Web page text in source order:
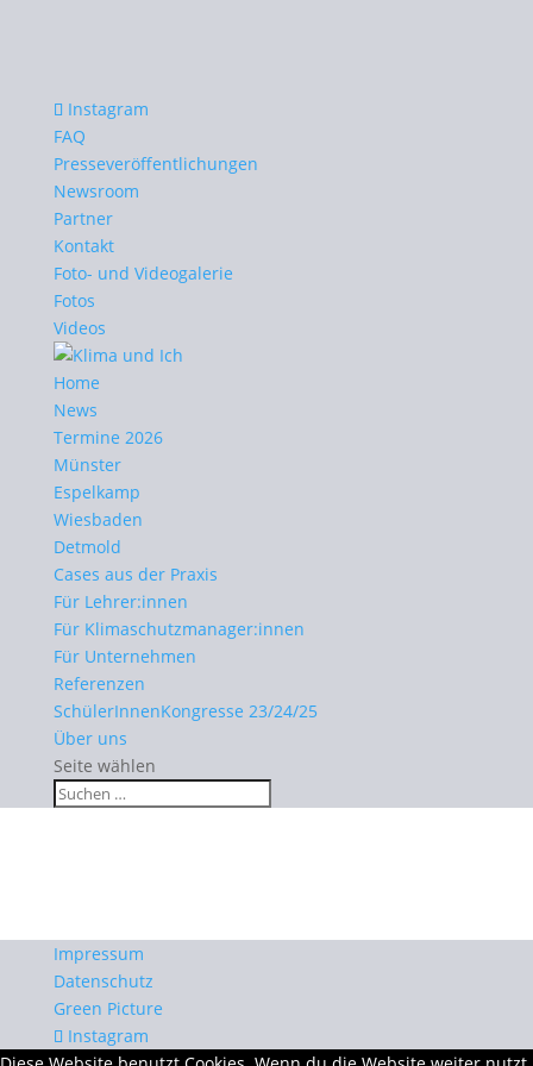
Instagram
FAQ
Presseveröffentlichungen
Newsroom
Partner
Kontakt
Foto- und Videogalerie
Fotos
Videos
Home
News
Termine 2026
Münster
Espelkamp
Wiesbaden
Detmold
Cases aus der Praxis
Für Lehrer:innen
Für Klimaschutzmanager:innen
Für Unternehmen
Referenzen
SchülerInnenKongresse 23/24/25
Über uns
Seite wählen
Impressum
Datenschutz
Green Picture
Instagram